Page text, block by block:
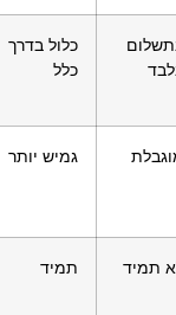
כלול בדרך
כלל
גמיש יותר
תמיד תמיד